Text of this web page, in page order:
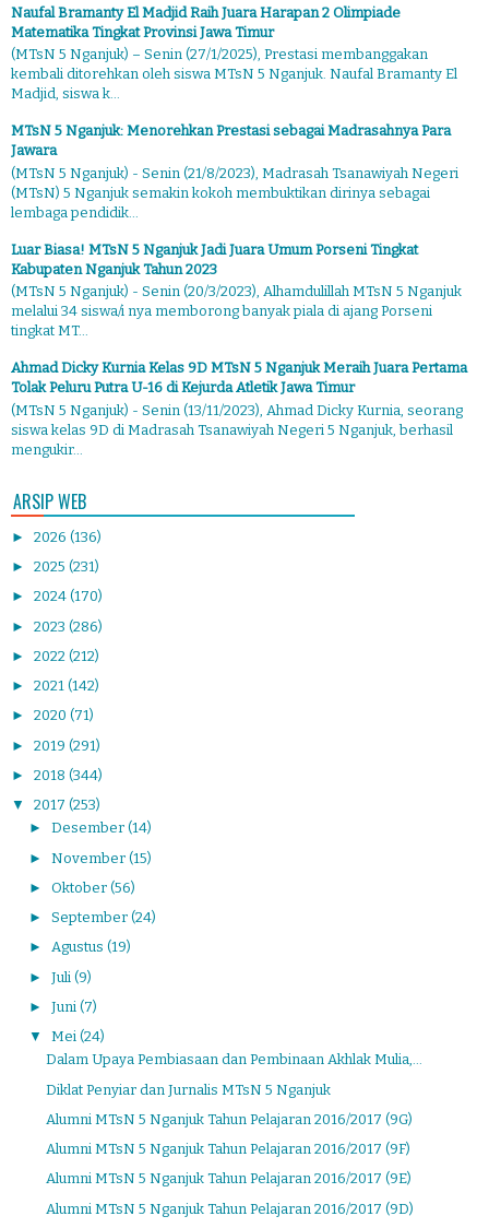
Naufal Bramanty El Madjid Raih Juara Harapan 2 Olimpiade
Matematika Tingkat Provinsi Jawa Timur
(MTsN 5 Nganjuk) – Senin (27/1/2025), Prestasi membanggakan
kembali ditorehkan oleh siswa MTsN 5 Nganjuk. Naufal Bramanty El
Madjid, siswa k...
MTsN 5 Nganjuk: Menorehkan Prestasi sebagai Madrasahnya Para
Jawara
(MTsN 5 Nganjuk) - Senin (21/8/2023), Madrasah Tsanawiyah Negeri
(MTsN) 5 Nganjuk semakin kokoh membuktikan dirinya sebagai
lembaga pendidik...
Luar Biasa! MTsN 5 Nganjuk Jadi Juara Umum Porseni Tingkat
Kabupaten Nganjuk Tahun 2023
(MTsN 5 Nganjuk) - Senin (20/3/2023), Alhamdulillah MTsN 5 Nganjuk
melalui 34 siswa/i nya memborong banyak piala di ajang Porseni
tingkat MT...
Ahmad Dicky Kurnia Kelas 9D MTsN 5 Nganjuk Meraih Juara Pertama
Tolak Peluru Putra U-16 di Kejurda Atletik Jawa Timur
(MTsN 5 Nganjuk) - Senin (13/11/2023), Ahmad Dicky Kurnia, seorang
siswa kelas 9D di Madrasah Tsanawiyah Negeri 5 Nganjuk, berhasil
mengukir...
ARSIP WEB
► 2026 (136)
► 2025 (231)
► 2024 (170)
► 2023 (286)
► 2022 (212)
► 2021 (142)
► 2020 (71)
► 2019 (291)
► 2018 (344)
▼ 2017 (253)
► Desember (14)
► November (15)
► Oktober (56)
► September (24)
► Agustus (19)
► Juli (9)
► Juni (7)
▼ Mei (24)
Dalam Upaya Pembiasaan dan Pembinaan Akhlak Mulia,...
Diklat Penyiar dan Jurnalis MTsN 5 Nganjuk
Alumni MTsN 5 Nganjuk Tahun Pelajaran 2016/2017 (9G)
Alumni MTsN 5 Nganjuk Tahun Pelajaran 2016/2017 (9F)
Alumni MTsN 5 Nganjuk Tahun Pelajaran 2016/2017 (9E)
Alumni MTsN 5 Nganjuk Tahun Pelajaran 2016/2017 (9D)